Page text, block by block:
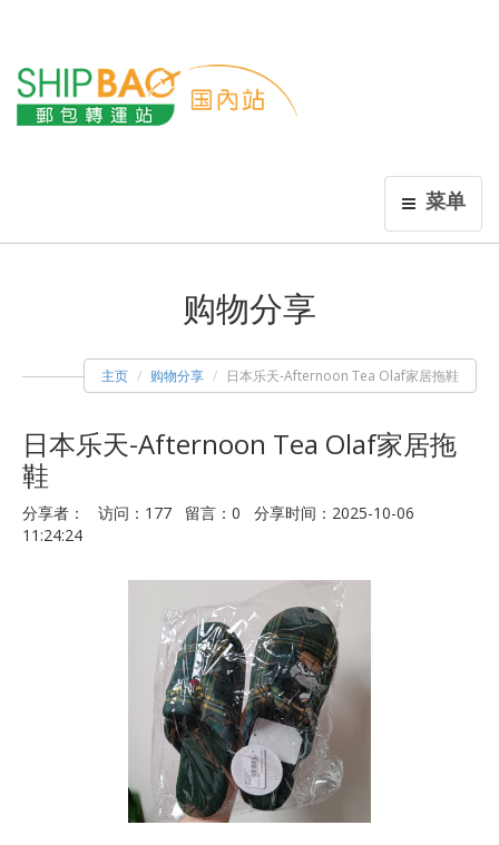
菜单
购物分享
主页 购物分享 日本乐天-Afternoon Tea Olaf家居拖鞋
日本乐天-Afternoon Tea Olaf家居拖
鞋
分享者： 访问：177 留言：0 分享时间：2025-10-06
11:24:24